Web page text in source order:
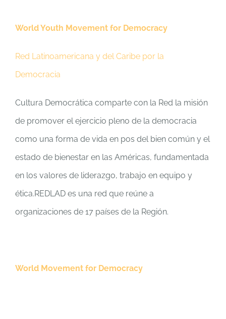
World Youth Movement for Democracy
Red Latinoamericana y del Caribe por la
Democracia
Cultura Democrática comparte con la Red la misión
de promover el ejercicio pleno de la democracia
como una forma de vida en pos del bien común y el
estado de bienestar en las Américas, fundamentada
en los valores de liderazgo, trabajo en equipo y
ética.REDLAD es una red que reúne a
organizaciones de 17 países de la Región.
World Movement for Democracy